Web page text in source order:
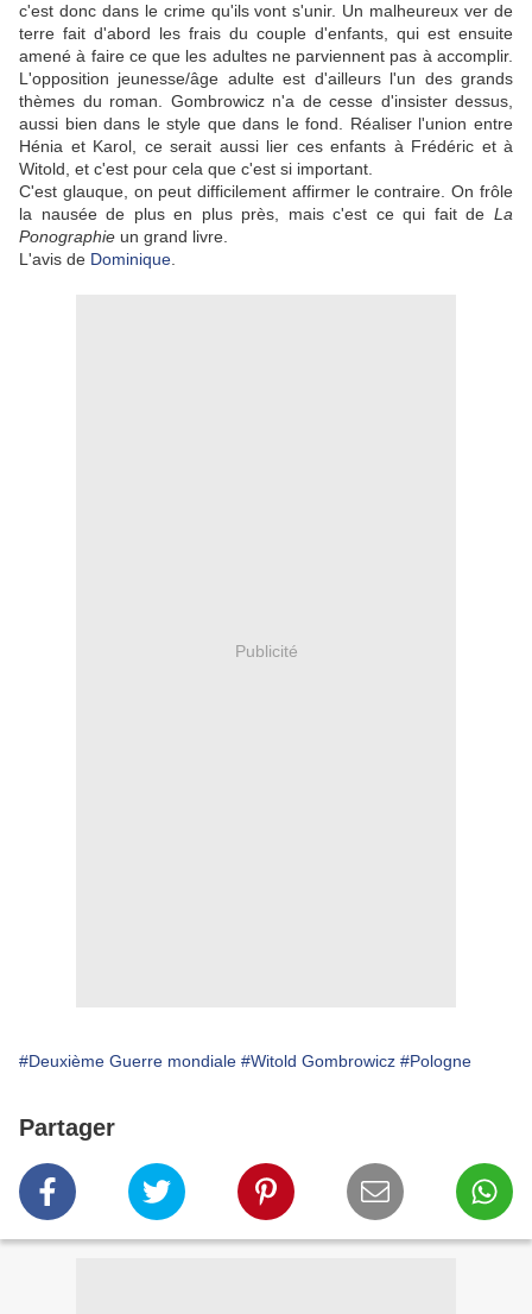
c'est donc dans le crime qu'ils vont s'unir. Un malheureux ver de
terre fait d'abord les frais du couple d'enfants, qui est ensuite
amené à faire ce que les adultes ne parviennent pas à accomplir.
L'opposition jeunesse/âge adulte est d'ailleurs l'un des grands
thèmes du roman. Gombrowicz n'a de cesse d'insister dessus,
aussi bien dans le style que dans le fond. Réaliser l'union entre
Hénia et Karol, ce serait aussi lier ces enfants à Frédéric et à
Witold, et c'est pour cela que c'est si important.
C'est glauque, on peut difficilement affirmer le contraire. On frôle
la nausée de plus en plus près, mais c'est ce qui fait de La
Ponographie un grand livre.
L'avis de Dominique
Publicité
#Deuxième Guerre mondiale #Witold Gombrowicz #Pologne
Partager